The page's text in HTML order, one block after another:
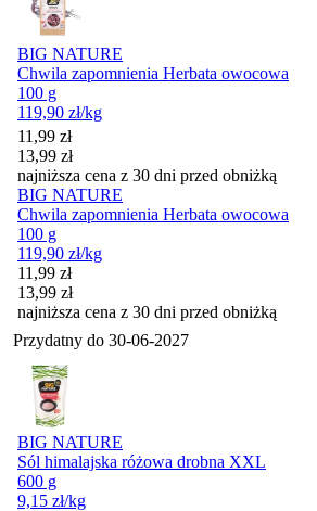
BIG NATURE
Chwila zapomnienia Herbata owocowa
100 g
119,90 zł/kg
Cena promocyjna
11,99 zł
13,99 zł
najniższa cena z 30 dni przed obniżką
BIG NATURE
Chwila zapomnienia Herbata owocowa
100 g
119,90 zł/kg
Cena promocyjna
11,99 zł
13,99 zł
najniższa cena z 30 dni przed obniżką
Przydatny do 30-06-2027
BIG NATURE
Sól himalajska różowa drobna XXL
600 g
9,15 zł/kg